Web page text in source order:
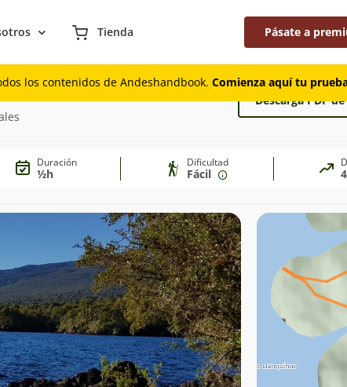
Tienda Pásate a
los contenidos de Andeshandbook. Comienza aquí tu
Descarga PDF
Duración
½h
Dificultad
Fácil